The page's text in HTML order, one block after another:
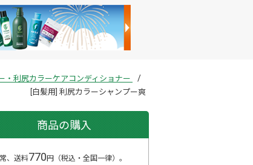
・利尻カラーケアコンディショナー
[白髪用] 利尻カラーシャンプー爽
商品の購入
、送料770 円（税込・全国一律）。